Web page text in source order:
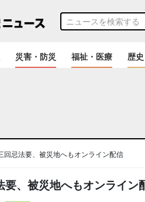
災害・防災 福祉・医療 歴
回忌法要、被災地へもオンライン配信
要、被災地へもオンライン